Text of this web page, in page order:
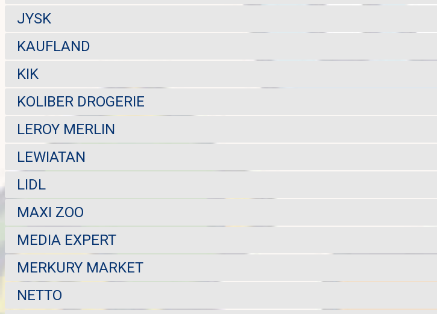
JYSK
KAUFLAND
KIK
KOLIBER DROGERIE
LEROY MERLIN
LEWIATAN
LIDL
MAXI ZOO
MEDIA EXPERT
MERKURY MARKET
NETTO